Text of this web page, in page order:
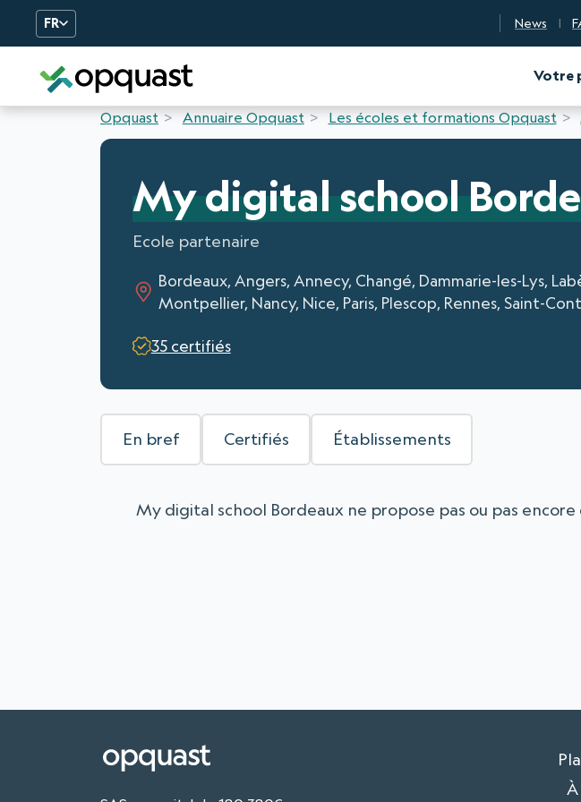
FR News
Votre
Opquast Annuaire Opquast Les écoles et formations Opquast
My digital school
Ecole partenaire
Bordeaux, Angers, Annecy, Changé, Dammarie-les-Lys,
Montpellier, Nancy, Nice, Paris, Plescop, Rennes, Saint-
35 certifiés
En bref Certifiés Établissements
My digital school Bordeaux ne propose pas ou pas